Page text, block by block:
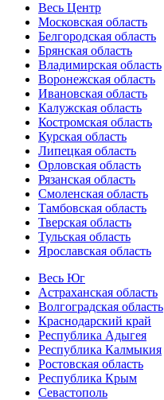
Весь Центр
Московская область
Белгородская область
Брянская область
Владимирская область
Воронежская область
Ивановская область
Калужская область
Костромская область
Курская область
Липецкая область
Орловская область
Рязанская область
Смоленская область
Тамбовская область
Тверская область
Тульская область
Ярославская область
Весь Юг
Астраханская область
Волгоградская область
Краснодарский край
Республика Адыгея
Республика Калмыкия
Ростовская область
Республика Крым
Севастополь